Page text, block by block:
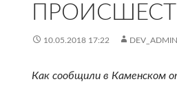
10.05.2018 17:22
Как сообщили в Каменском